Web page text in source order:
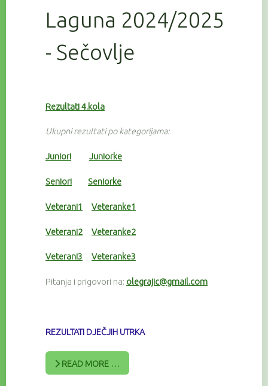
Laguna 2024/2025
- Sečovlje
Rezultati 4.kola
Ukupni rezultati po kategorijama:
Juniori Juniorke
Seniori Seniorke
Veterani1 Veteranke1
Veterani2 Veteranke2
Veterani3 Veteranke3
Pitanja i prigovori na: olegrajic@gmail.com
REZULTATI DJEČJIH UTRKA
READ MORE …